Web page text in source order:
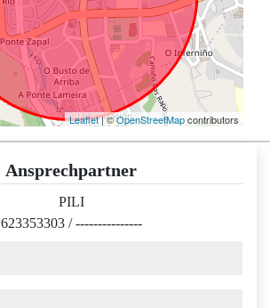
Leaflet| ©OpenStreetMapcontributors
Ansprechpartner
PILI
623353303 /---------------